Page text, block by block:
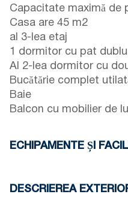
Capacitate maximă de
Casa are 45 m2
al 3-lea etaj
1 dormitor cu pat dublu
Al 2-lea dormitor cu
Bucătărie complet
Baie
Balcon cu mobilier de
ECHIPAMENTE ȘI
Un aparat de aer
DESCRIEREA